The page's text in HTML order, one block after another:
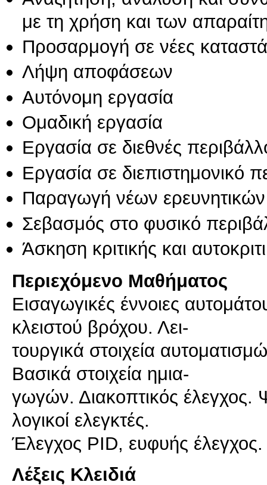
με τη χρήση και των
Προσαρμογή σε νέες
Λήψη αποφάσεων
Αυτόνομη εργασία
Ομαδική εργασία
Εργασία σε διεθνές
Εργασία σε διεπιστημονικό
Παραγωγή νέων
Σεβασμός στο φυσικό
Άσκηση κριτικής και
Περιεχόμενο Μαθήματος
Εισαγωγικές έννοιες
κλειστού βρόχου. Λει-
τουργικά στοιχεία
Βασικά στοιχεία ημια-
γωγών. Διακοπτικός έλεγχος.
λογικοί ελεγκτές.
Λέξεις Κλειδιά